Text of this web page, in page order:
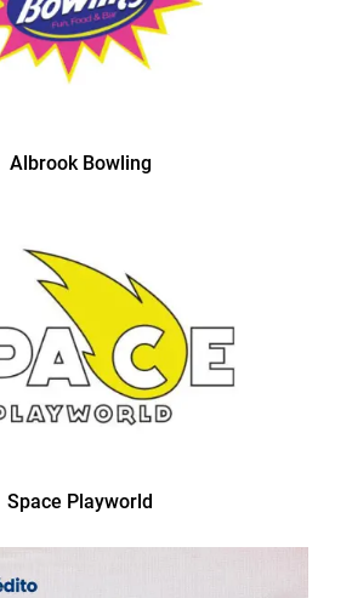
Albrook Bowling
Space Playworld